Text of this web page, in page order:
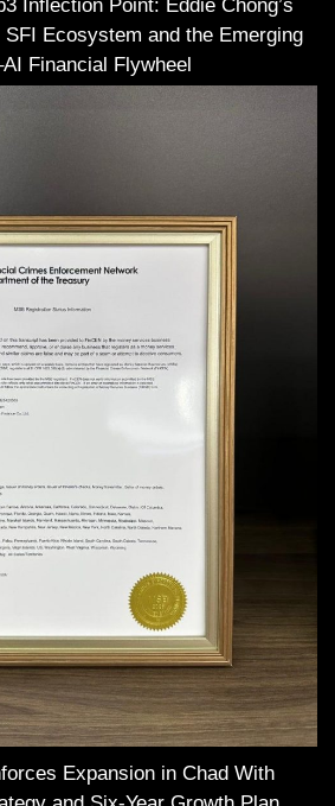
Inflection Point: Eddie Chong’s
Ecosystem and the Emerging
Financial Flywheel
Expansion in Chad With